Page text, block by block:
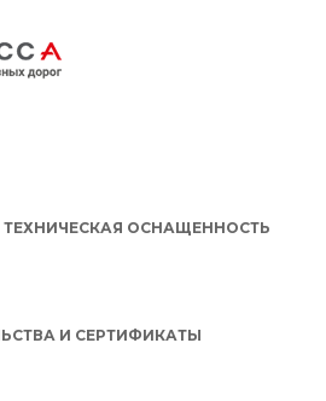
ТЕХНИЧЕСКАЯ ОСНАЩЕННОСТЬ
И СЕРТИФИКАТЫ